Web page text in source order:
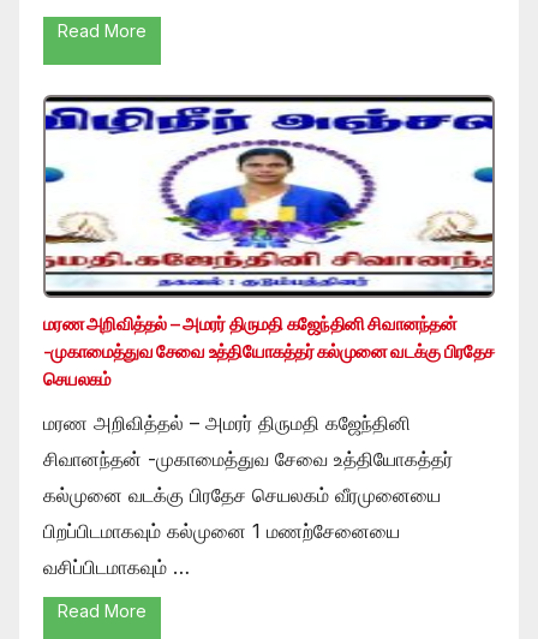
Read More
மரண அறிவித்தல் – அமரர் திருமதி கஜேந்தினி சிவானந்தன்
-முகாமைத்துவ சேவை உத்தியோகத்தர் கல்முனை வடக்கு பிரதேச
செயலகம்
மரண அறிவித்தல் – அமரர் திருமதி கஜேந்தினி
சிவானந்தன் -முகாமைத்துவ சேவை உத்தியோகத்தர்
கல்முனை வடக்கு பிரதேச செயலகம் வீரமுனையை
பிறப்பிடமாகவும் கல்முனை 1 மணற்சேனையை
வசிப்பிடமாகவும் …
Read More